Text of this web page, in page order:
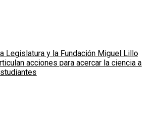
Legislatura y la Fundación Miguel Lillo
acciones para acercar la ciencia a